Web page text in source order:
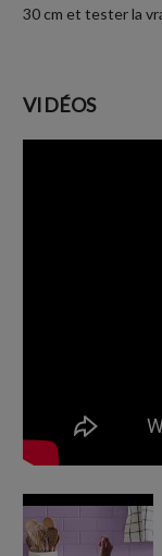
30 cm et tester la
VIDÉOS